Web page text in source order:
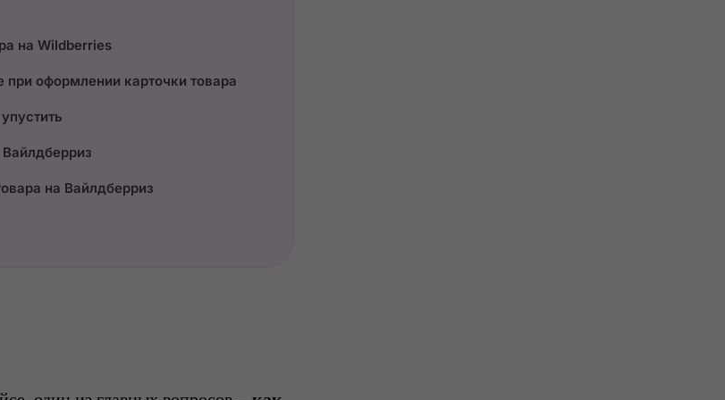
на Wildberries
при оформлении карточки товара
на Вайлдберриз